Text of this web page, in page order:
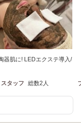
器肌に! LEDエクステ導入/
スタッフ 総数2人